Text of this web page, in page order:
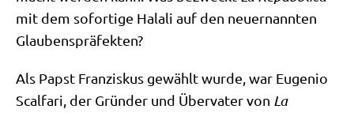
mit dem sofor­ti­ge Hala­li auf den neu­ernann­ten
Glaubenspräfekten?
Als Papst Fran­zis­kus gewählt wur­de, war Euge­nio
Scal­fa­ri, der Grün­der und Über­va­ter von La